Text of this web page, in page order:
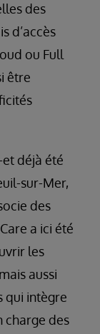
des
d’accès
ou Full
être
déjà été
sur-Mer,
des
a ici été
les
aussi
qui intègre
charge des